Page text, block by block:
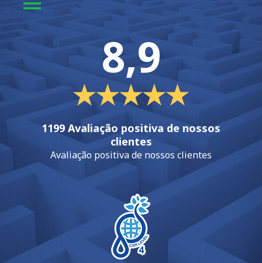
8,9
1199 Avaliação positiva de nossos
clientes
Avaliação positiva de nossos clientes